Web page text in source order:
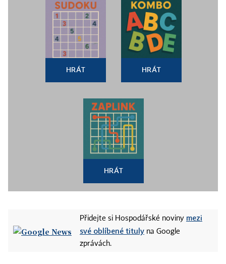
HRÁT HRÁT
HRÁT
Přidejte si Hospodářské noviny mezi
své oblíbené tituly na Google
zprávách.